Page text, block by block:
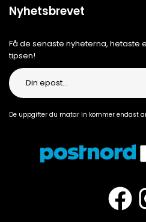
Nyhetsbrevet
Få de senaste nyheterna, hetaste
tipsen!
De uppgifter du matar in kommer endast